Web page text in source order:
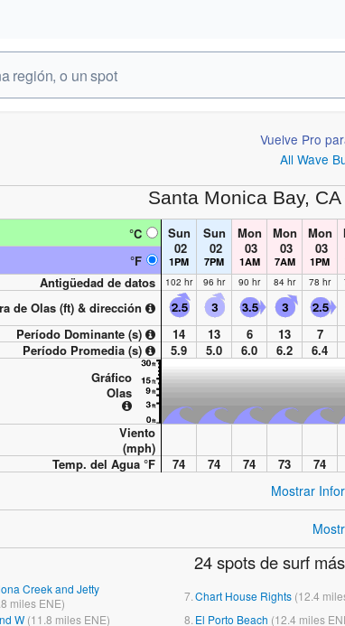
Vuelve Pro
All Wave
Santa Monica Bay, CA
°C
Sun
02
1PM
Sun
02
7PM
Mon
03
1AM
Mon
03
7AM
Mon
03
1PM
°F
Antigüedad de datos
102 hr 96 hr 90 hr 84 hr 78 hr
de Olas (ft) & dirección
Período Dominante (s)
14 13 6 13 7
Período Promedia (s)
5.9 5.0 6.0 6.2 6.4
Gráfico
Olas
Viento
(mph)
Temp. del Agua °F 74 74 74 73 74
Mostrar
24 spots de surf
Creek and Jetty
miles ENE) 7. Chart House Rights (12.4
W (11.8 miles ENE) 8. El Porto Beach (12.4 miles